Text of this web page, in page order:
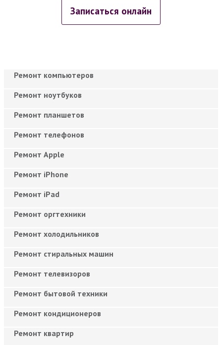
Записаться онлайн
Ремонт компьютеров
Ремонт ноутбуков
Ремонт планшетов
Ремонт телефонов
Ремонт Apple
Ремонт iPhone
Ремонт iPad
Ремонт оргтехники
Ремонт холодильников
Ремонт стиральных машин
Ремонт телевизоров
Ремонт бытовой техники
Ремонт кондиционеров
Ремонт квартир